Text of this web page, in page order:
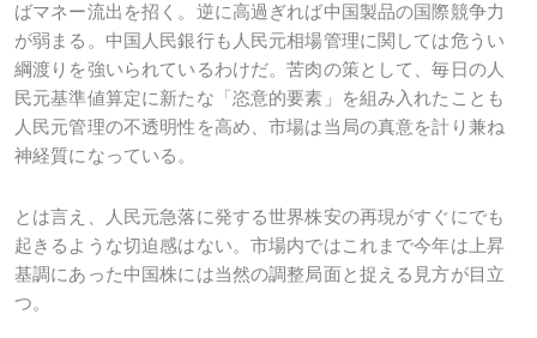
ばマネー流出を招く。逆に高過ぎれば中国製品の国際競争力
が弱まる。中国人民銀行も人民元相場管理に関しては危うい
綱渡りを強いられているわけだ。苦肉の策として、毎日の人
民元基準値算定に新たな「恣意的要素」を組み入れたことも
人民元管理の不透明性を高め、市場は当局の真意を計り兼ね
神経質になっている。
とは言え、人民元急落に発する世界株安の再現がすぐにでも
起きるような切迫感はない。市場内ではこれまで今年は上昇
基調にあった中国株には当然の調整局面と捉える見方が目立
つ。